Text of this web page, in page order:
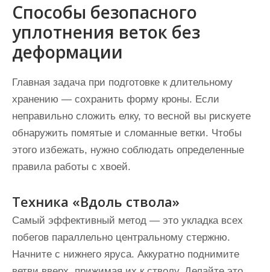
Способы безопасного
уплотнения веток без
деформации
Главная задача при подготовке к длительному
хранению — сохранить форму кроны. Если
неправильно сложить елку, то весной вы рискуете
обнаружить помятые и сломанные ветки. Чтобы
этого избежать, нужно соблюдать определенные
правила работы с хвоей.
Техника «Вдоль ствола»
Самый эффективный метод — это укладка всех
побегов параллельно центральному стержню.
Начните с нижнего яруса. Аккуратно поднимите